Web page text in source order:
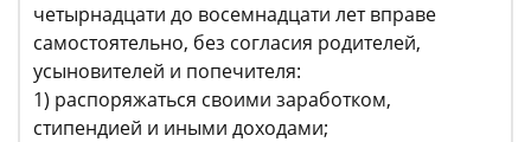
четырнадцати до восемнадцати лет вправе
самостоятельно, без согласия родителей,
усыновителей и попечителя:
1) распоряжаться своими заработком,
стипендией и иными доходами;